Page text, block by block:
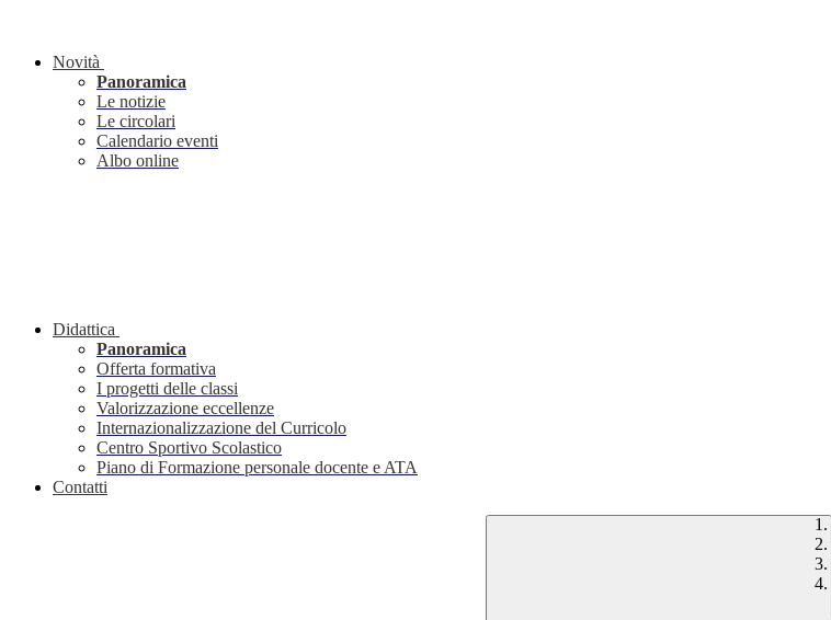
Novità
Panoramica
Le notizie
Le circolari
Calendario eventi
Albo online
Didattica
Panoramica
Offerta formativa
I progetti delle classi
Valorizzazione eccellenze
Internazionalizzazione del Curricolo
Centro Sportivo Scolastico
Piano di Formazione personale docente e ATA
Contatti